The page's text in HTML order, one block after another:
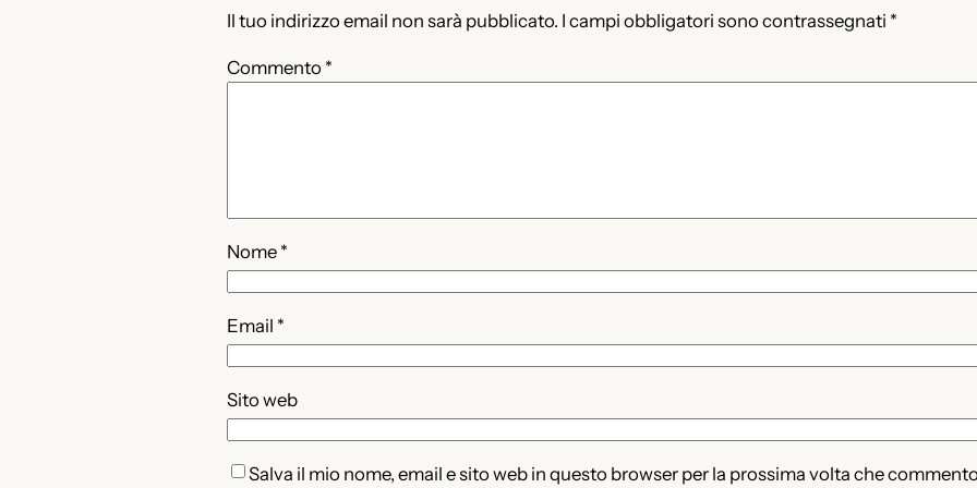
Il tuo indirizzo email non sarà pubblicato. I campi obbligatori sono contrassegnati *
Commento *
Nome *
Email *
Sito web
Salva il mio nome, email e sito web in questo browser per la prossima volta che